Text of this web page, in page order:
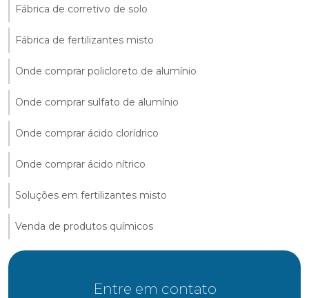
Fábrica de corretivo de solo
Fábrica de fertilizantes misto
Onde comprar policloreto de alumínio
Onde comprar sulfato de alumínio
Onde comprar ácido clorídrico
Onde comprar ácido nítrico
Soluções em fertilizantes misto
Venda de produtos químicos
Entre em contato